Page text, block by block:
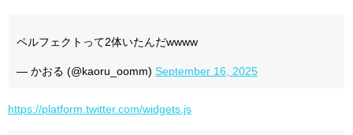
ペルフェクトって2体いたんだwwww
— かおる (@kaoru_oomm) September 16, 2025
https://platform.twitter.com/widgets.js